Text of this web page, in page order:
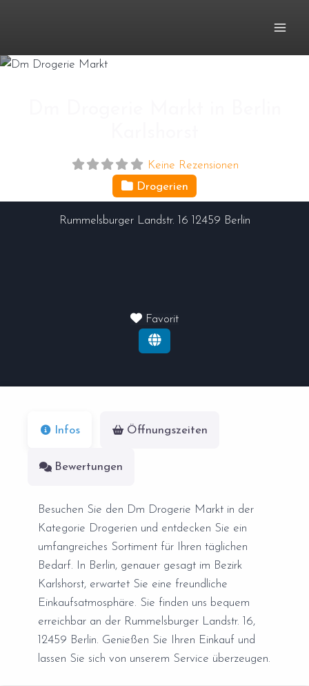
Keine Rezensionen
Drogerien
Rummelsburger Landstr. 16 12459 Berlin
Favorit
Infos Öffnungszeiten
Bewertungen
Besuchen Sie den Dm Drogerie Markt in der
Kategorie Drogerien und entdecken Sie ein
umfangreiches Sortiment für Ihren täglichen
Bedarf. In Berlin, genauer gesagt im Bezirk
Karlshorst, erwartet Sie eine freundliche
Einkaufsatmosphäre. Sie finden uns bequem
erreichbar an der Rummelsburger Landstr. 16,
12459 Berlin. Genießen Sie Ihren Einkauf und
lassen Sie sich von unserem Service überzeugen.